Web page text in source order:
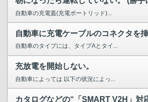
自動車の充電蓋(充電ポートリッド)...
自動車のタイプには、タイプAとタイ...
充放電を開始しない。
自動車によっては 以下の状況によっ...